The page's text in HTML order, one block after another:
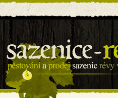
Sazenice révy -